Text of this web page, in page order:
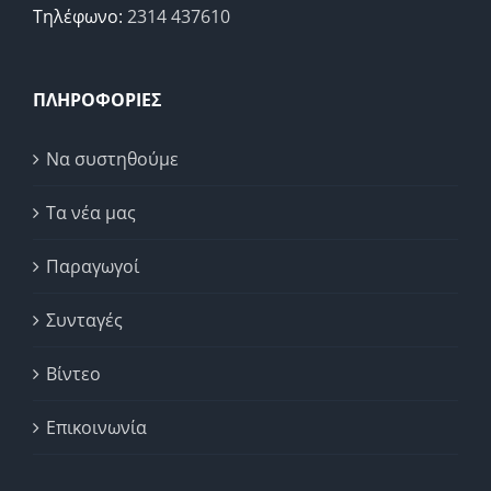
Τηλέφωνο: 2314 437610
ΠΛΗΡΟΦΟΡΙΕΣ
Να συστηθούμε
Τα νέα μας
Παραγωγοί
Συνταγές
Βίντεο
Επικοινωνία